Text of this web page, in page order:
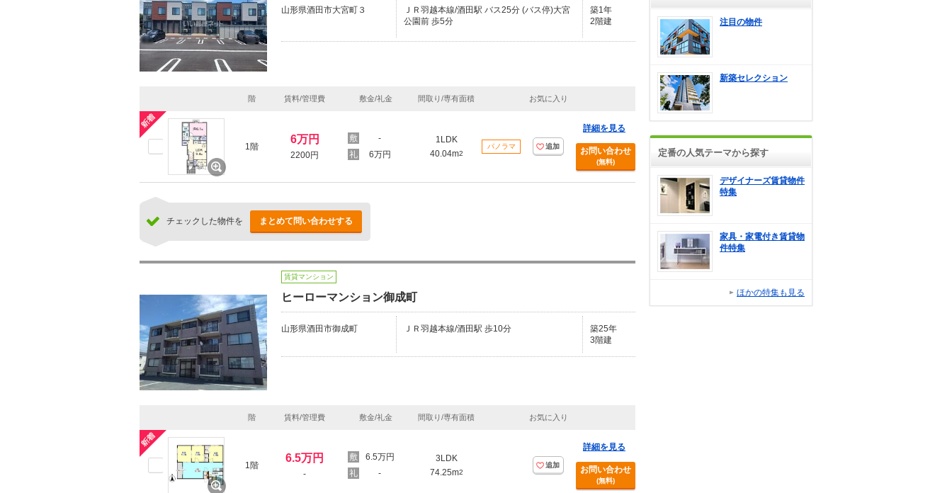
山形県酒田市大宮町３
ＪＲ羽越本線/酒田駅 バス25分 (バス停)大宮
公園前 歩5分
築1年
2階建
階 賃料/管理費 敷金/礼金 間取り/専有面積 お気に入り
1階
6万円
2200円
-
6万円
1LDK
40.04m2
パノラマ 追加
詳細を見る
お問い合わせ
(無料)
チェックした物件を まとめて問い合わせする
賃貸マンション
ヒーローマンション御成町
山形県酒田市御成町 ＪＲ羽越本線/酒田駅 歩10分
築25年
3階建
階 賃料/管理費 敷金/礼金 間取り/専有面積 お気に入り
1階
6.5万円
-
6.5万円
-
3LDK
74.25m2
追加
詳細を見る
お問い合わせ
(無料)
注目の物件
新築セレクション
定番の人気テーマから探す
デザイナーズ賃貸物件
特集
家具・家電付き賃貸物
件特集
ほかの特集も見る